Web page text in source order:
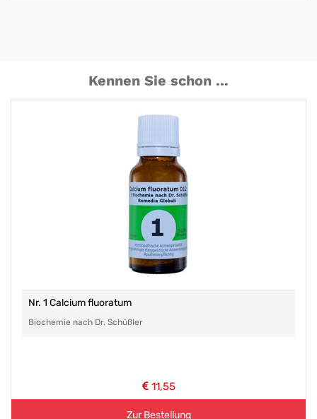
Kennen Sie schon ...
Nr. 1 Calcium fluoratum
Biochemie nach Dr. Schüßler
11,55
Zur Bestellung